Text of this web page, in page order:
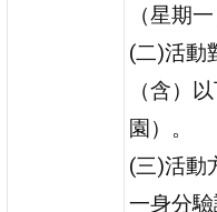
（星期
(二)活動
（含）
園）。
(三)活動
一身分